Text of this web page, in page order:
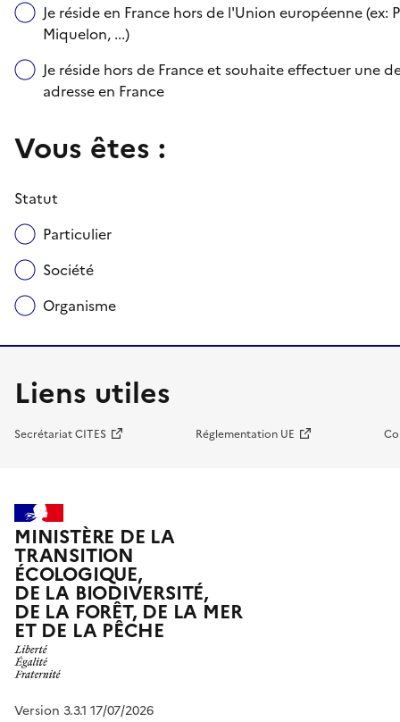
Je réside en France hors de l'Union européenne
Miquelon, ...)
Je réside hors de France et souhaite effectuer une
adresse en France
Vous êtes :
Statut
Particulier
Société
Organisme
Liens utiles
Secrétariat CITES Réglementation UE
MINISTÈRE DE LA
TRANSITION
ÉCOLOGIQUE,
DE LA BIODIVERSITÉ,
DE LA FORÊT, DE LA MER
ET DE LA PÊCHE
Version 3.3.1 17/07/2026